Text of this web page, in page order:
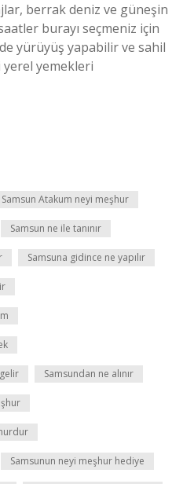
berrak deniz ve güneşin
burayı seçmeniz için
yürüyüş yapabilir ve sahil
yemekleri
Samsun Atakum neyi meşhur
Samsun ne ile tanınır
Samsuna gidince ne yapılır
Samsundan ne alınır
Samsunun neyi meşhur hediye